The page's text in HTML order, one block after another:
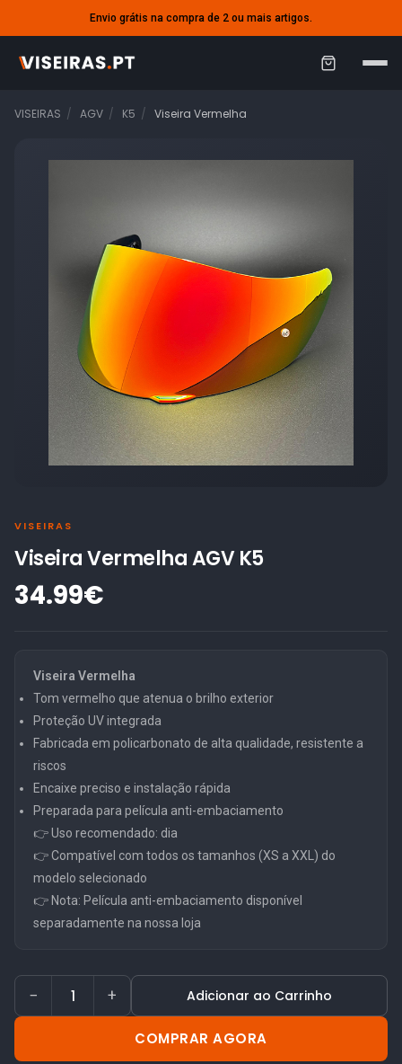
Envio grátis na compra de 2 ou mais artigos.
C
r
o
VISEIRAS AGV K5 Viseira Vermelha
VISEIRAS
Viseira Vermelha AGV K5
34.99€
Viseira Vermelha
Tom vermelho que atenua o brilho exterior
Proteção UV integrada
Fabricada em policarbonato de alta qualidade, resistente a
riscos
Encaixe preciso e instalação rápida
Preparada para película anti-embaciamento
👉 Uso recomendado: dia
👉 Compatível com todos os tamanhos (XS a XXL) do
modelo selecionado
👉 Nota: Película anti-embaciamento disponível
separadamente na nossa loja
− + Adicionar ao Carrinho
COMPRAR AGORA